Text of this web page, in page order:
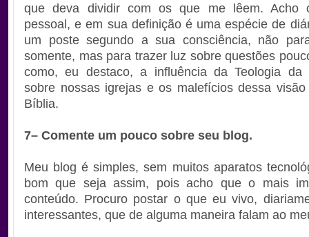
que deva dividir com os que me lêem. Acho
pessoal, e em sua definição é uma espécie de
um poste segundo a sua consciência, não
somente, mas para trazer luz sobre questões
como, eu destaco, a influência da Teologia da
sobre nossas igrejas e os malefícios dessa
Bíblia.
7– Comente um pouco sobre seu blog.
Meu blog é simples, sem muitos aparatos
bom que seja assim, pois acho que o mais
conteúdo. Procuro postar o que eu vivo,
interessantes, que de alguma maneira falam ao